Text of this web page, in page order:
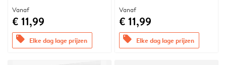
Vanaf
€ 11,99
offers Elke dag lage prijzen
Vanaf
€ 11,99
offers Elke dag lage prijzen